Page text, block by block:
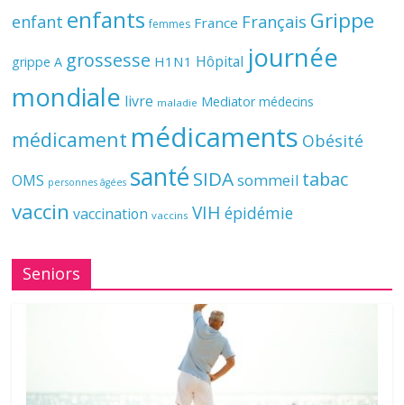
enfant enfants femmes France Français Grippe
grippe A grossesse H1N1 Hôpital journée
mondiale livre maladie Mediator médecins
médicament médicaments Obésité
OMS personnes âgées santé SIDAsommeil tabac
vaccin vaccination vaccins VIH épidémie
Seniors